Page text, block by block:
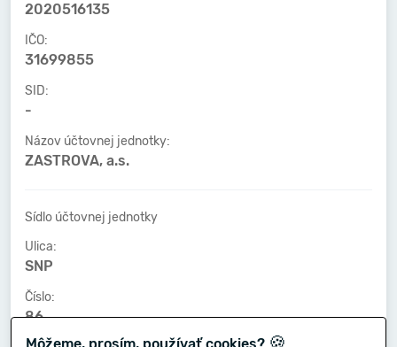
2020516135
IČO:
31699855
SID:
-
Názov účtovnej jednotky:
ZASTROVA, a.s.
Sídlo účtovnej jednotky
Ulica:
SNP
Číslo:
86
🍪